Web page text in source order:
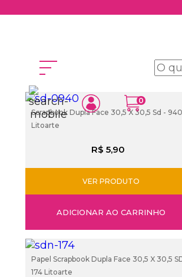
0
Página inicial Scrapbook Litoarte.
Scrapbook Dupla Face 30,5 X 30,5 Sd - 940
Litoarte
R$ 5,90
VER PRODUTO
ADICIONAR AO CARRINHO
Papel Scrapbook Dupla Face 30,5 X 30,5
174 Litoarte